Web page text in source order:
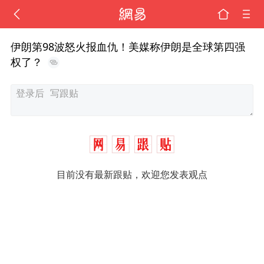
伊朗第98波怒火报血仇！美媒称伊朗是全球第四强
权了？
目前没有最新跟贴，欢迎您发表观点